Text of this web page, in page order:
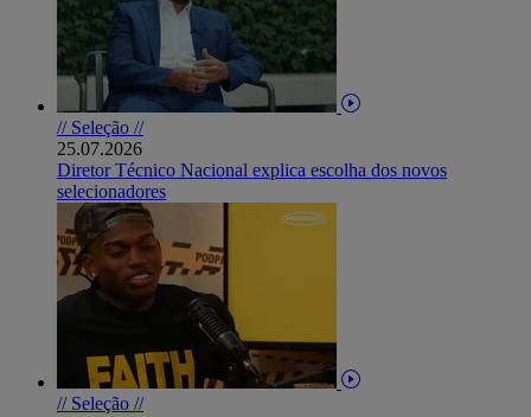
// Seleção //
25.07.2026
Diretor Técnico Nacional explica escolha dos novos
selecionadores
// Seleção //